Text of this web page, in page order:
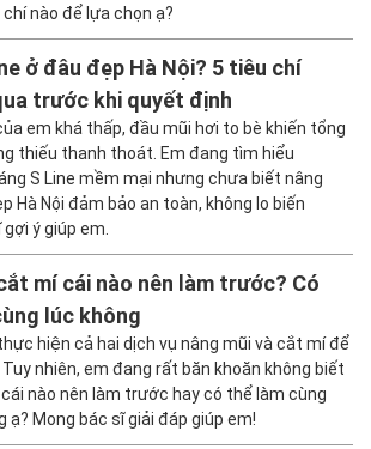
làm lại dáng mũi vì mũi hiện tại của em khá
nhẹ tự nhiên chuẩn Hàn Quốc nhưng lo lắng
nào an toàn, không bị biến chứng hay lộ
nâng mũi S line ở đâu đẹp TPHCM và cần
nào để lựa chọn ạ?
ở đâu đẹp Hà Nội? 5 tiêu chí
trước khi quyết định
thiếu thanh thoát. Em đang tìm hiểu
S Line mềm mại nhưng chưa biết nâng
Hà Nội đảm bảo an toàn, không lo biến
ý giúp em.
mí cái nào nên làm trước? Có
lúc không